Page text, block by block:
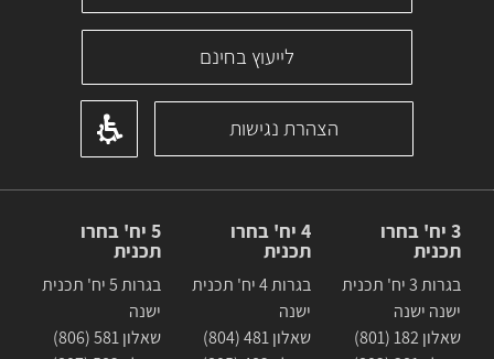
לייעוץ בחינם
הצהרת נגישות
3 יח' בחרו
תכנית
בגרות 3 יח' תכנית
ישנה ישנה
שאלון 182 (801)
4 יח' בחרו
תכנית
בגרות 4 יח' תכנית
ישנה
שאלון 481 (804)
5 יח' בחרו
תכנית
בגרות 5 יח' תכנית
ישנה
שאלון 581 (806)